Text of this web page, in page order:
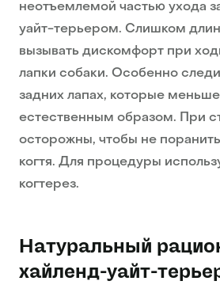
неотъемлемой частью ухода
уайт-терьером. Слишком
вызывать дискомфорт при
лапки собаки. Особенно
задних лапах, которые
естественным образом. При
осторожны, чтобы не
когтя. Для процедуры
когтерез.
Натуральный
хайленд-уайт-